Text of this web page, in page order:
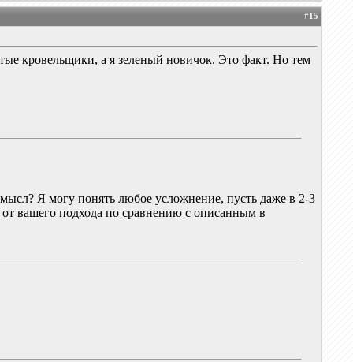
#15
кровельщики, а я зеленый новичок. Это факт. Но тем
Я могу понять любое усложнение, пусть даже в 2-3
вашего подхода по сравнению с описанным в